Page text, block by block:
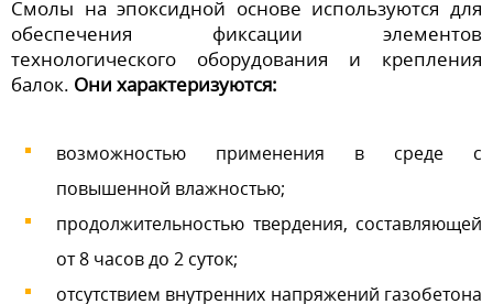
Смолы на эпоксидной основе используются для
обеспечения фиксации элементов
технологического оборудования и крепления
балок. Они характеризуются:
возможностью применения в среде с
повышенной влажностью;
продолжительностью твердения, составляющей
от 8 часов до 2 суток;
отсутствием внутренних напряжений газобетона